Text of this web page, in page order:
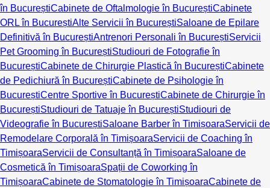
în BucureștiCabinete de Oftalmologie în BucureștiCabinete
ORL în BucureștiAlte Servicii în BucureștiSaloane de Epilare
Definitivă în BucureștiAntrenori Personali în BucureștiServicii
Pet Grooming în BucureștiStudiouri de Fotografie în
BucureștiCabinete de Chirurgie Plastică în BucureștiCabinete
de Pedichiură în BucureștiCabinete de Psihologie în
BucureștiCentre Sportive în BucureștiCabinete de Chirurgie în
BucureștiStudiouri de Tatuaje în BucureștiStudiouri de
Videografie în BucureștiSaloane Barber în TimișoaraServicii de
Remodelare Corporală în TimișoaraServicii de Coaching în
TimișoaraServicii de Consultanță în TimișoaraSaloane de
Cosmetică în TimișoaraSpații de Coworking în
TimișoaraCabinete de Stomatologie în TimișoaraCabinete de